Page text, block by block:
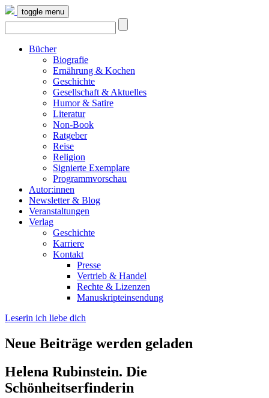
toggle menu
Bücher
Biografie
Ernährung & Kochen
Geschichte
Gesellschaft & Aktuelles
Humor & Satire
Literatur
Non-Book
Ratgeber
Reise
Religion
Signierte Exemplare
Programmvorschau
Autor:innen
Newsletter & Blog
Veranstaltungen
Verlag
Geschichte
Karriere
Kontakt
Presse
Vertrieb & Handel
Rechte & Lizenzen
Manuskripteinsendung
Leserin ich liebe dich
Neue Beiträge werden geladen
Helena Rubinstein. Die
Schönheitserfinderin